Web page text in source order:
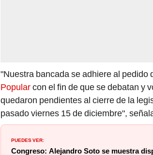
Popularcon el fin de que se debatan y
quedaron pendientes al cierre de la
pasado viernes 15 de diciembre",
Congreso: Alejandro Soto se muestra
Pleno extraordinario contra la JNJ